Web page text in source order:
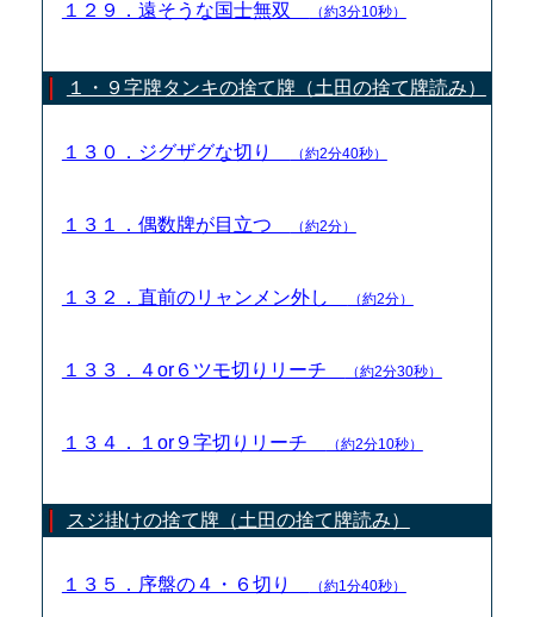
１２９．遠そうな国士無双 （約3分10秒）
１・９字牌タンキの捨て牌（土田の捨て牌読み）
１３０．ジグザグな切り （約2分40秒）
１３１．偶数牌が目立つ （約2分）
１３２．直前のリャンメン外し （約2分）
１３３．４or６ツモ切りリーチ （約2分30秒）
１３４．１or９字切りリーチ （約2分10秒）
スジ掛けの捨て牌（土田の捨て牌読み）
１３５．序盤の４・６切り （約1分40秒）